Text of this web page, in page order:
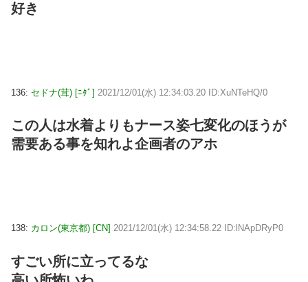
好き
136: セドナ(茸) [ﾆﾀﾞ] 2021/12/01(水) 12:34:03.20 ID:XuNTeHQ/0
この人は水着よりもナース姿七変化のほうが
需要ある事を知れよ企画者のアホ
138: カロン(東京都) [CN] 2021/12/01(水) 12:34:58.22 ID:lNApDRyP0
すごい所に立ってるな